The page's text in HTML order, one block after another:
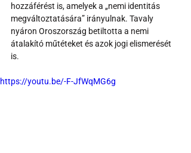
hozzáférést is, amelyek a „nemi identitás
megváltoztatására” irányulnak. Tavaly
nyáron Oroszország betiltotta a nemi
átalakító műtéteket és azok jogi elismerését
is.
https://youtu.be/-F-JfWqMG6g